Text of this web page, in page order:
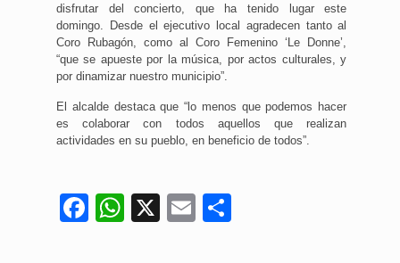
disfrutar del concierto, que ha tenido lugar este
domingo. Desde el ejecutivo local agradecen tanto al
Coro Rubagón, como al Coro Femenino ‘Le Donne’,
“que se apueste por la música, por actos culturales, y
por dinamizar nuestro municipio”.
El alcalde destaca que “lo menos que podemos hacer
es colaborar con todos aquellos que realizan
actividades en su pueblo, en beneficio de todos”.
Facebook
WhatsApp
X Email